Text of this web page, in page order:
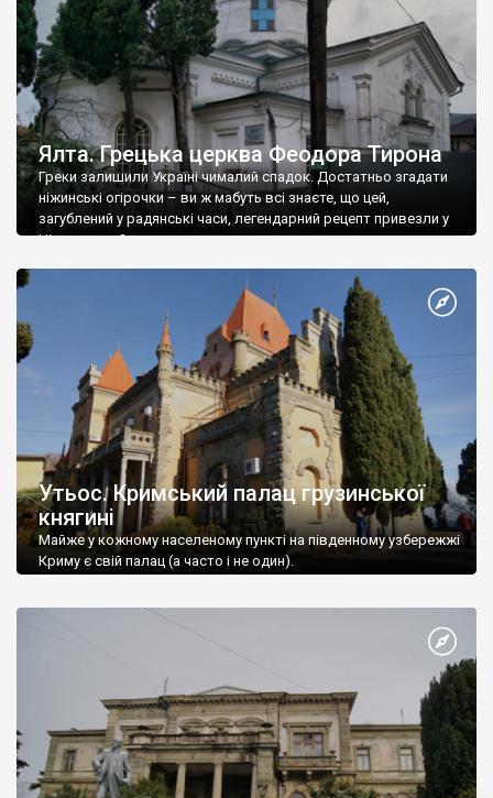
Ялта. Грецька церква Феодора Тирона
Греки залишили Україні чималий спадок. Достатньо згадати
ніжинські огірочки – ви ж мабуть всі знаєте, що цей,
загублений у радянські часи, легендарний рецепт привезли у
Ніжин греки?
Утьос. Кримський палац грузинської
княгині
Майже у кожному населеному пункті на південному узбережжі
Криму є свій палац (а часто і не один).